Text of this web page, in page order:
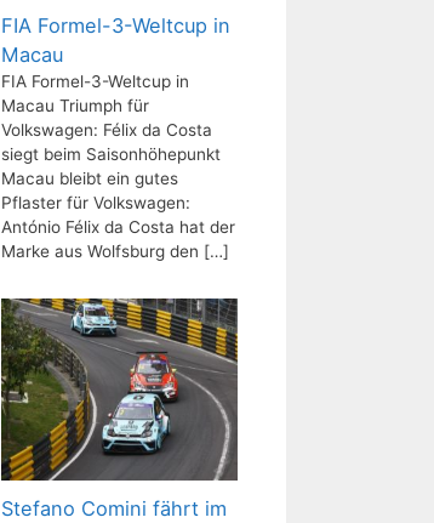
FIA Formel-3-Weltcup in
Macau
FIA Formel-3-Weltcup in
Macau Triumph für
Volkswagen: Félix da Costa
siegt beim Saisonhöhepunkt
Macau bleibt ein gutes
Pflaster für Volkswagen:
António Félix da Costa hat der
Marke aus Wolfsburg den […]
Stefano Comini fährt im